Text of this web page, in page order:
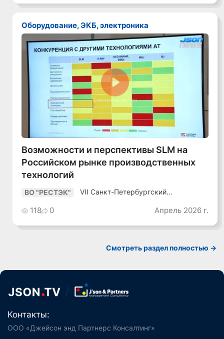
Оборудование, ЭКБ, электроника
Смотреть видео
Возможности и перспективы SLM на
Российском рынке производственных
технологий
ВО "РЕСТЭК"
VII Санкт-Петербургский
118 0 Апрель 2026 г.
Смотреть раздел полностью ->
Контакты:
ООО «Джейсон энд Партнерс Консалтинг»